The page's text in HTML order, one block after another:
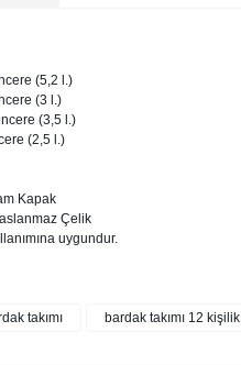
(5,2 l.)
(3 l.)
(3,5 l.)
(2,5 l.)
Kapak
Çelik
uygundur.
takımı bardak takımı 12 kişilik